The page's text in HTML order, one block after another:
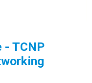
TCNP